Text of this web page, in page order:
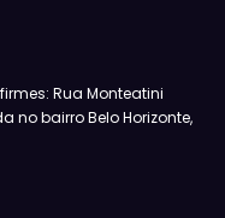
Rua Monteatini
no bairro Belo Horizonte,